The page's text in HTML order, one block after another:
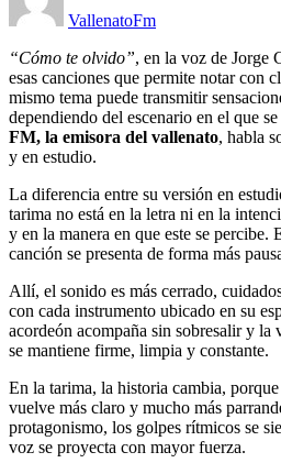
VallenatoFm
“Cómo te olvido”, en la voz de Jorge
esas canciones que permite notar con
mismo tema puede transmitir
dependiendo del escenario en el que
FM, la emisora del vallenato, habla
y en estudio.
La diferencia entre su versión en
tarima no está en la letra ni en la
y en la manera en que este se percibe.
canción se presenta de forma más
Allí, el sonido es más cerrado,
con cada instrumento ubicado en su
acordeón acompaña sin sobresalir y la
se mantiene firme, limpia y constante.
En la tarima, la historia cambia,
vuelve más claro y mucho más
protagonismo, los golpes rítmicos se
voz se proyecta con mayor fuerza.